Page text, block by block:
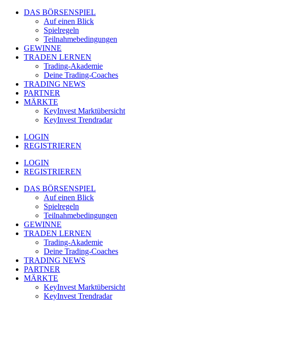
DAS BÖRSENSPIEL
Auf einen Blick
Spielregeln
Teilnahmebedingungen
GEWINNE
TRADEN LERNEN
Trading-Akademie
Deine Trading-Coaches
TRADING NEWS
PARTNER
MÄRKTE
KeyInvest Marktübersicht
KeyInvest Trendradar
LOGIN
REGISTRIEREN
LOGIN
REGISTRIEREN
DAS BÖRSENSPIEL
Auf einen Blick
Spielregeln
Teilnahmebedingungen
GEWINNE
TRADEN LERNEN
Trading-Akademie
Deine Trading-Coaches
TRADING NEWS
PARTNER
MÄRKTE
KeyInvest Marktübersicht
KeyInvest Trendradar